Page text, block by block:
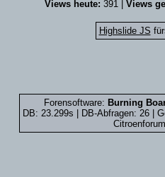
Views heute: 391 | Views
Highslide JS
Forensoftware: Burning
DB: 23.299s | DB-Abfragen: 26 |